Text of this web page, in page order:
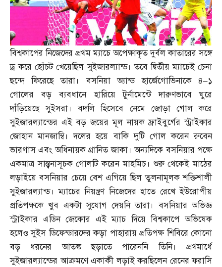
বিশ্বকাপের নিজেদের প্রথম ম্যাচে অপেক্ষাকৃত দুর্বল কাতারের সঙ্গে
ড্র করে হোঁচট খেয়েছিল সুইজারল্যান্ড। তবে দ্বিতীয় ম্যাচেই চেনা
ছন্দে ফিরেছে তারা। বসনিয়া অ্যান্ড হার্জেগোভিনাকে ৪–১
গোলের বড় ব্যবধানে হারিয়ে টুর্নামেন্টে দারুণভাবে ঘুরে
দাঁড়িয়েছে সুইসরা। বদলি হিসেবে নেমে জোড়া গোল করে
সুইজারল্যান্ডের এই বড় জয়ের মূল নায়ক ফ্রাইবুর্গের স্ট্রাইকার
জোহান মানজাম্বি। দলের হয়ে বাকি দুটি গোল করেন রুবেন
ভারগাস এবং অধিনায়ক গ্রানিত জাকা। অন্যদিকে বসনিয়ার পক্ষে
একমাত্র সান্ত্বনাসূচক গোলটি করেন মাহমিচ। শুরু থেকেই মাঠের
লড়াইয়ে বসনিয়ার চেয়ে বেশ এগিয়ে ছিল তুলনামূলক শক্তিশালী
সুইজারল্যান্ড। ম্যাচের নিয়ন্ত্রণ নিজেদের হাতে রেখে ইউরোপীয়
প্রতিপক্ষকে খুব একটা সুযোগ দেয়নি তারা। বসনিয়ার অভিজ্ঞ
স্ট্রাইকার এডিন জেকোর এই ম্যাচ দিয়ে বিশ্বকাপে অভিষেক
হলেও সুইস ডিফেন্ডারদের কড়া পাহারায় প্রতিপক্ষ শিবিরে কোনো
বড় ধরনের আতঙ্ক ছড়াতে পারেননি তিনি। প্রথমার্ধে
সুইজারল্যান্ডের আক্রমণে একাকী লড়াই করছিলেন রেনের ফরাসি